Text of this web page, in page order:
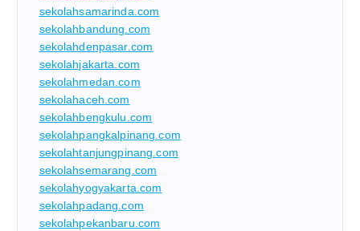
sekolahsamarinda.com
sekolahbandung.com
sekolahdenpasar.com
sekolahjakarta.com
sekolahmedan.com
sekolahaceh.com
sekolahbengkulu.com
sekolahpangkalpinang.com
sekolahtanjungpinang.com
sekolahsemarang.com
sekolahyogyakarta.com
sekolahpadang.com
sekolahpekanbaru.com